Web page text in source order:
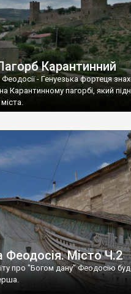
Карантинний
- Генуезька фортеця
Карантинному пагорбі, який
Феодосія. Місто Ч.2
про "Богом дану" Феодосію